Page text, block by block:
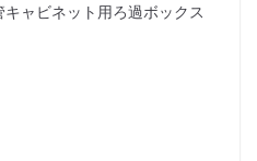
ャビネット用ろ過ボックス